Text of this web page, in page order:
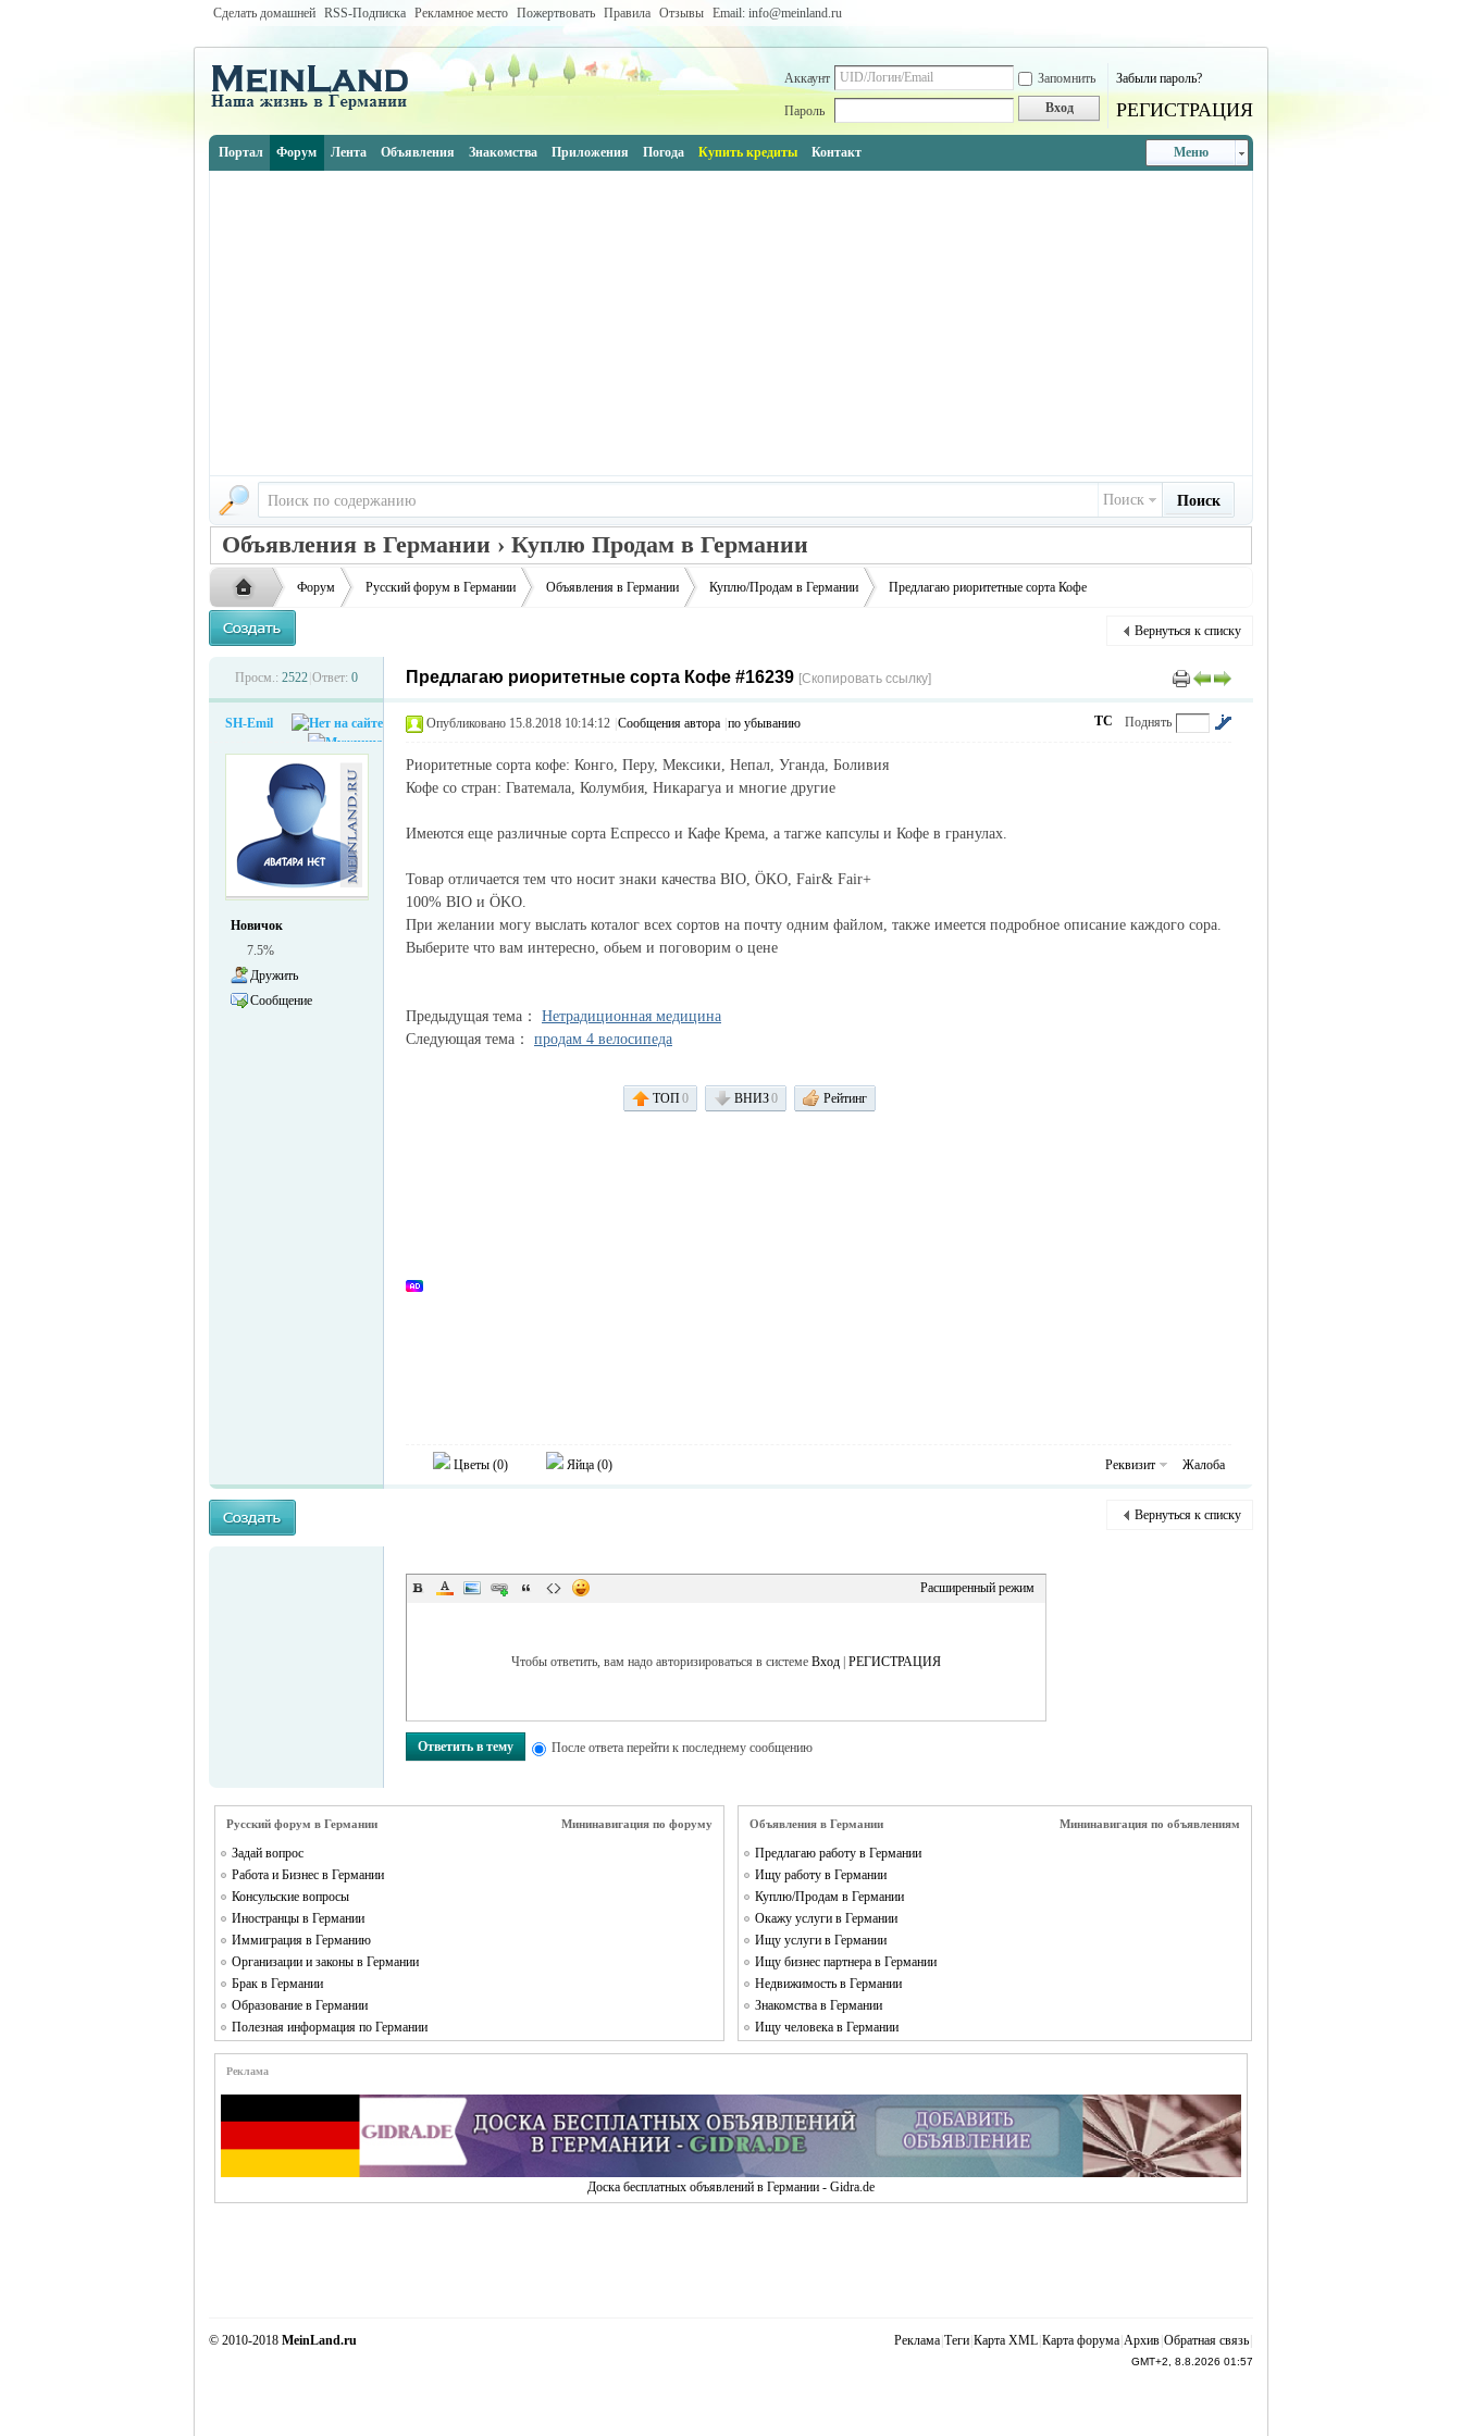
Сделать домашней RSS-Подписка Рекламное место Пожертвовать Правила Отзывы Email: info@meinland.ru
Аккаунт Запомнить Забыли пароль?
Пароль Вход РЕГИСТРАЦИЯ
Меню
Портал Форум Лента Объявления Знакомства Приложения Погода Купить кредиты Контакт
Поиск Поиск
Объявления в Германии › Куплю Продам в Германии
Русская
жизнь и
›
Форум
›
Русский форум в Германии
›
Объявления в Германии Куплю/Продам в Германии
›
Предлагаю риоритетные сорта Кофе
Вернуться к списку
Просм.: 2522 Ответ: 0 Предлагаю риоритетные сорта Кофе #16239 [Скопировать ссылку]
SH-Emil
Новичок
7.5%
Дружить
Сообщение
Поднять
ТС
Опубликовано 15.8.2018 10:14:12 Сообщения автора по убыванию
Риоритетные сорта кофе: Конго, Перу, Мексики, Непал, Уганда, Боливия
Кофе со стран: Гватемала, Колумбия, Никарагуа и многие другие
Имеются еще различные сорта Еспрессо и Кафе Крема, а тагже капсулы и Кофе в гранулах.
Товар отличается тем что носит знаки качества BIO, ÖKO, Fair& Fair+
100% BIO и ÖKO.
При желании могу выслать коталог всех сортов на почту одним файлом, также имеется подробное описание каждого сора.
Выберите что вам интересно, обьем и поговорим о цене
Предыдущая тема： Нетрадиционная медицина
Следующая тема： продам 4 велосипеда
ТОП0 ВНИЗ0 Рейтинг
Цветы (0) Яйца (0) Реквизит Жалоба
Вернуться к списку
Расширенный режим
Чтобы ответить, вам надо авторизироваться в системе Вход РЕГИСТРАЦИЯ
Ответить в тему После ответа перейти к последнему сообщению
Русский форум в Германии Мининавигация по форуму
Задай вопрос
Работа и Бизнес в Германии
Консульские вопросы
Иностранцы в Германии
Иммиграция в Германию
Организации и законы в Германии
Брак в Германии
Образование в Германии
Полезная информация по Германии
Объявления в Германии Мининавигация по объявлениям
Предлагаю работу в Германии
Ищу работу в Германии
Куплю/Продам в Германии
Окажу услуги в Германии
Ищу услуги в Германии
Ищу бизнес партнера в Германии
Недвижимость в Германии
Знакомства в Германии
Ищу человека в Германии
Реклама
Доска бесплатных объявлений в Германии - Gidra.de
Реклама Теги Карта XML Карта форума Архив Обратная связь
GMT+2, 8.8.2026 01:57
© 2010-2018 MeinLand.ru